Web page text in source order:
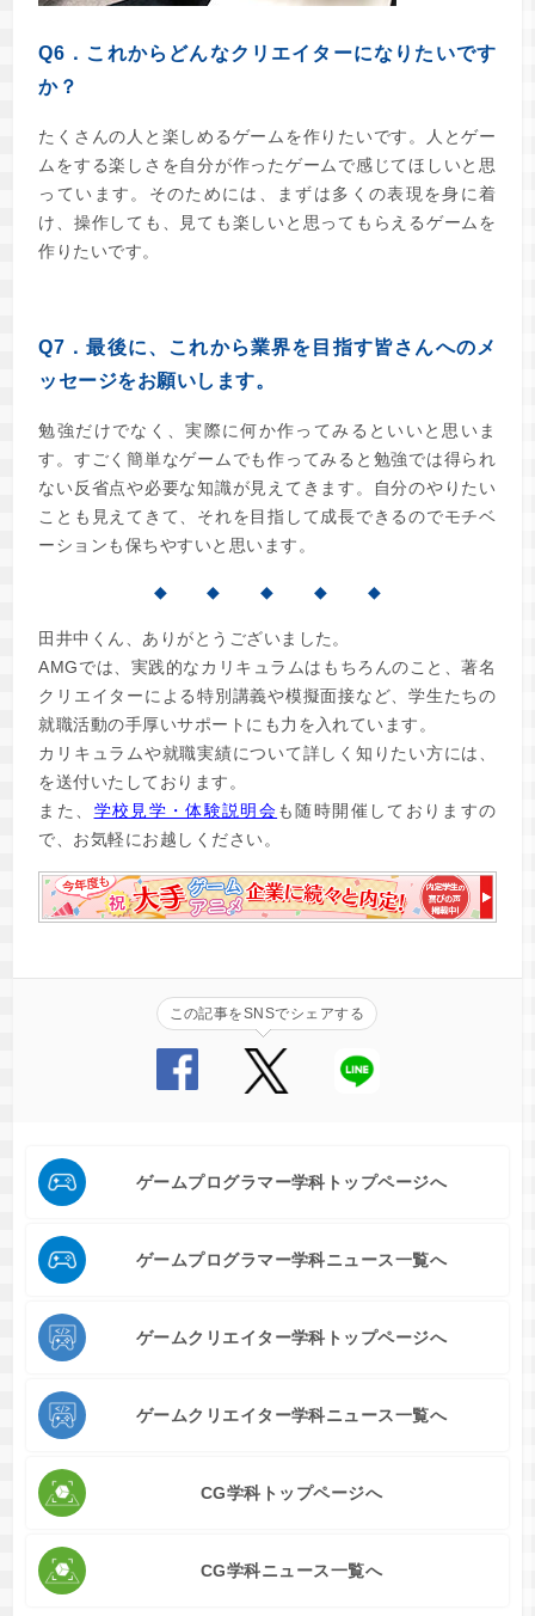
Q6．これからどんなクリエイターになりたいです
か？
たくさんの人と楽しめるゲームを作りたいです。
人とゲー
ムをする楽しさを自分が作ったゲームで感じてほしいと思
っています。 そのためには、まずは多くの表現を身に着
け、操作しても、
見ても楽しいと思ってもらえるゲームを
作りたいです。
Q7．最後に、これから業界を目指す皆さんへのメ
ッセージをお願いします。
勉強だけでなく、実際に何か作ってみるといいと思いま
す。すごく簡単なゲームでも作ってみると勉強では得られ
ない反省点や必要な知識が見えてきます。自分のやりたい
ことも見えてきて、それを目指して成長できるのでモチベ
ーションも保ちやすいと思います。
◆ ◆ ◆ ◆ ◆
田井中くん、ありがとうございました。
AMGでは、実践的なカリキュラムはもちろんのこと、著名
クリエイターによる特別講義や模擬面接など、学生たちの
就職活動の手厚いサポートにも力を入れています。
カリキュラムや就職実績について詳しく知りたい方には、
を送付いたしております。
また、 学校見学・体験説明会も随時開催しておりますの
で、お気軽にお越しください。
この記事をSNSでシェアする
ゲームプログラマー学科トップページへ
ゲームプログラマー学科ニュース一覧へ
ゲームクリエイター学科トップページへ
ゲームクリエイター学科ニュース一覧へ
CG学科トップページへ
CG学科ニュース一覧へ